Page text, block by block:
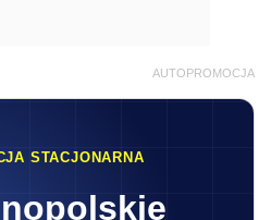
AUTOPROMOCJA
STACJONARNA